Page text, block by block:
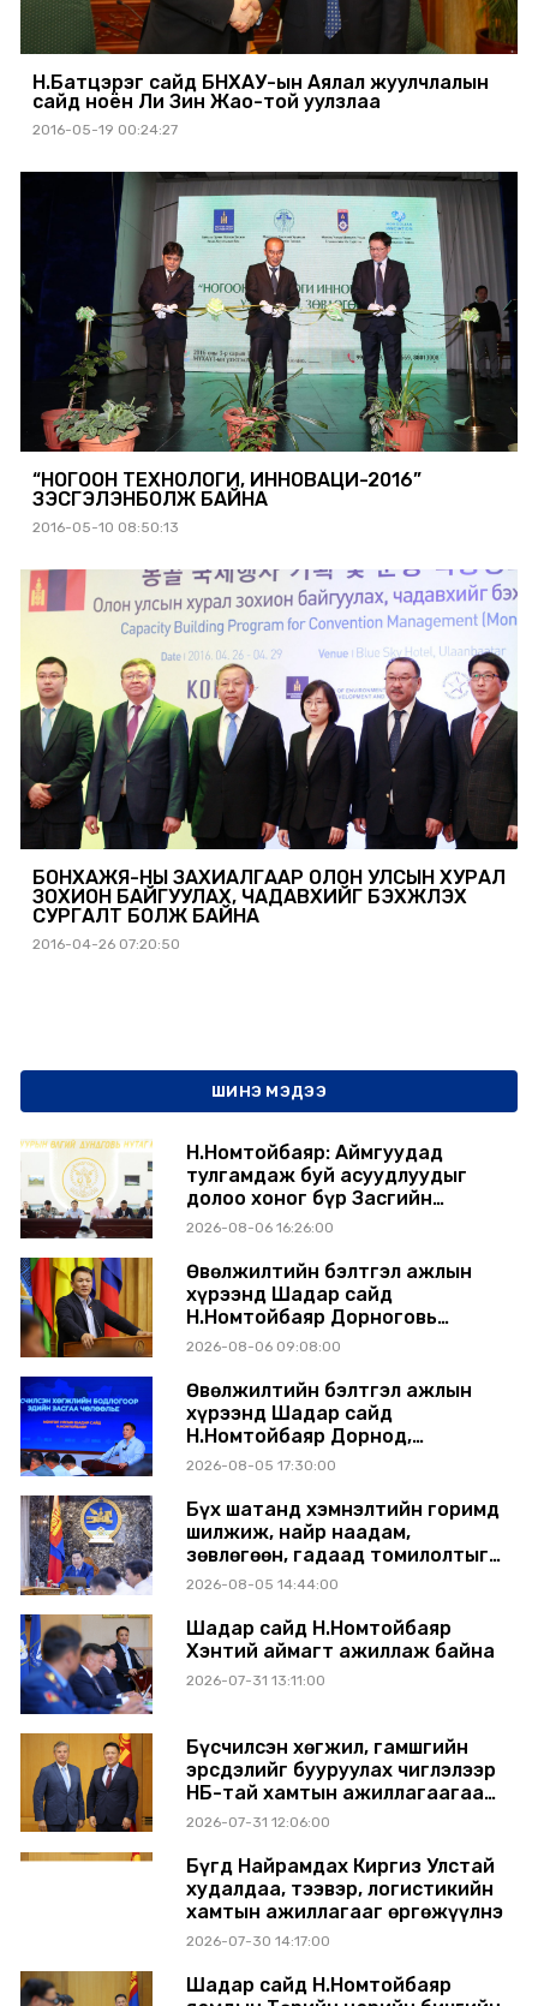
Н.Батцэрэг сайд БНХАУ-ын Аялал жуулчлалын
сайд ноён Ли Зин Жао-той уулзлаа
2016-05-19 00:24:27
“НОГООН ТЕХНОЛОГИ, ИННОВАЦИ-2016”
ҮЗЭСГЭЛЭНБОЛЖ БАЙНА
2016-05-10 08:50:13
БОНХАЖЯ-НЫ ЗАХИАЛГААР ОЛОН УЛСЫН ХУРАЛ
ЗОХИОН БАЙГУУЛАХ, ЧАДАВХИЙГ БЭХЖҮҮЛЭХ
СУРГАЛТ БОЛЖ БАЙНА
2016-04-26 07:20:50
ШИНЭ МЭДЭЭ
Н.Номтойбаяр: Аймгуудад
тулгамдаж буй асуудлуудыг
долоо хоног бүр Засгийн
газрын хуралдаанд
2026-08-06 16:26:00
Өвөлжилтийн бэлтгэл ажлын
хүрээнд Шадар сайд
Н.Номтойбаяр Дорноговь
аймагт ажиллав
2026-08-06 09:08:00
Өвөлжилтийн бэлтгэл ажлын
хүрээнд Шадар сайд
Н.Номтойбаяр Дорнод,
Сүхбаатар аймагт ажиллав
2026-08-05 17:30:00
Бүх шатанд хэмнэлтийн горимд
шилжиж, найр наадам,
зөвлөгөөн, гадаад томилолтыг
хориглолоо
2026-08-05 14:44:00
Шадар сайд Н.Номтойбаяр
Хэнтий аймагт ажиллаж байна
2026-07-31 13:11:00
Бүсчилсэн хөгжил, гамшгийн
эрсдэлийг бууруулах чиглэлээр
НҮБ-тай хамтын ажиллагаагаа
өргөжүүлэхээр санал солилцлоо
2026-07-31 12:06:00
Бүгд Найрамдах Киргиз Улстай
худалдаа, тээвэр, логистикийн
хамтын ажиллагааг өргөжүүлнэ
2026-07-30 14:17:00
Шадар сайд Н.Номтойбаяр